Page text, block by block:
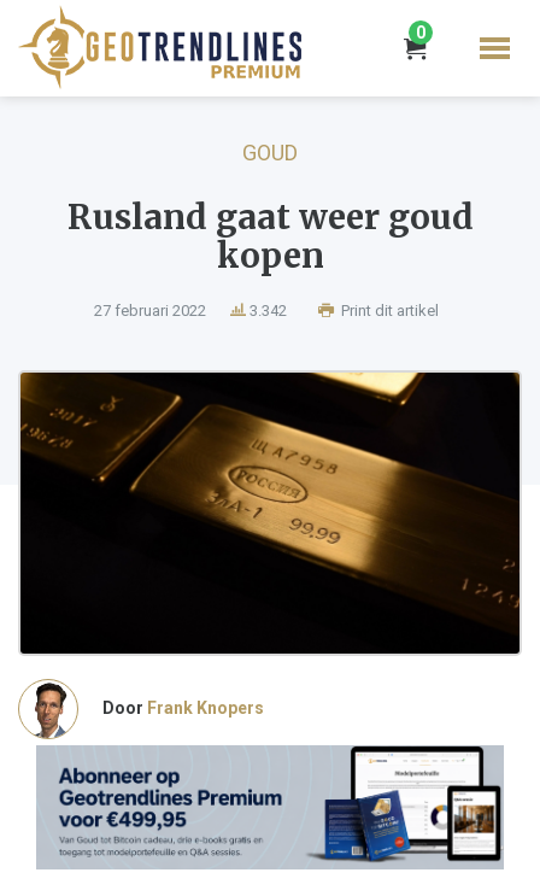
0
GOUD
Rusland gaat weer goud
kopen
27 februari 2022 3.342 Print dit artikel
Door Frank Knopers